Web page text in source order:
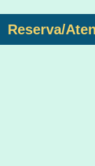
Reserva/